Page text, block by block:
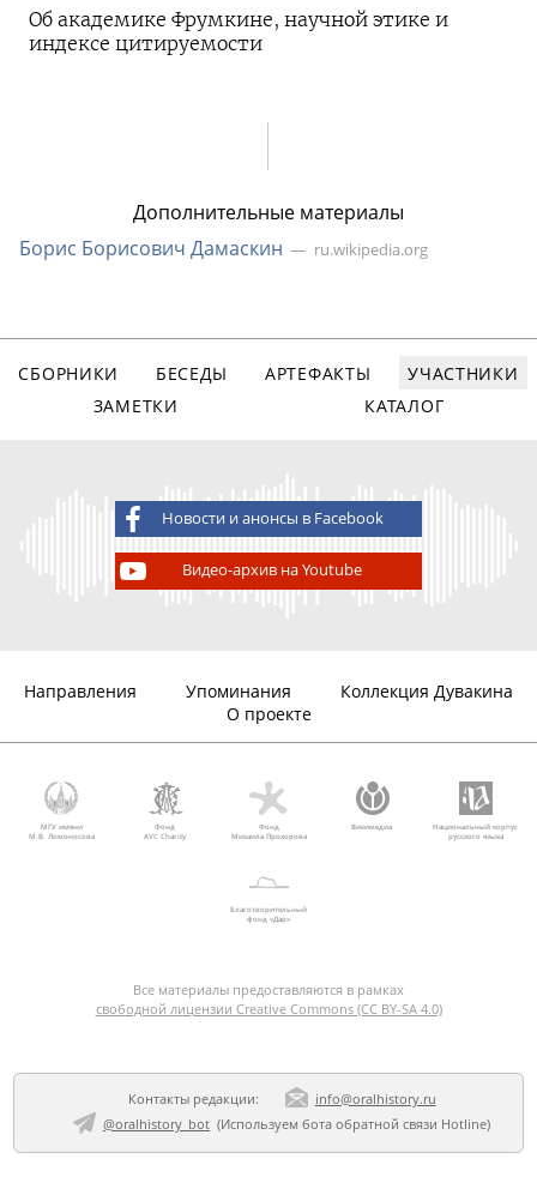
Об академике Фрумкине, научной этике и
индексе цитируемости
Дополнительные материалы
Борис Борисович Дамаскин
ru.wikipedia.org
СБОРНИКИ БЕСЕДЫ АРТЕФАКТЫ
УЧАСТНИКИ
ЗАМЕТКИ
КАТАЛОГ
Новости и анонсы в Facebook
Видео-архив на Youtube
Направления Упоминания
Коллекция Дувакина
О проекте
МГУ имени
М.В. Ломоносова
Фонд
AVC Charity
Фонд
Михаила Прохорова
Викимедиа
Национальный корпус
русского языка
Благотворительный
фонд «Дар»
Все материалы предоставляются в рамках
свободной лицензии Creative Commons (CC BY-SA 4.0)
Контакты редакции:
info@oralhistory.ru
@oralhistory_bot(Используем бота обратной связи Hotline)